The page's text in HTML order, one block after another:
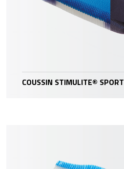
COUSSIN STIMULITE® SPORT